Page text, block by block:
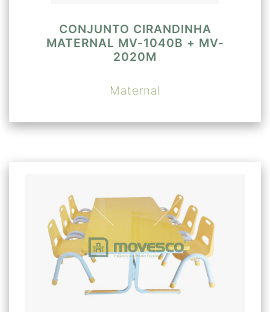
CONJUNTO CIRANDINHA
MATERNAL MV-1040B + MV-
2020M
Maternal